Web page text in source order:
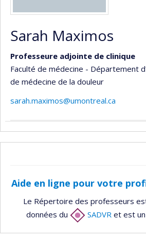
Sarah Maximos
Professeure adjointe de clinique
Faculté de médecine - Département
de médecine de la douleur
sarah.maximos@umontreal.ca
Aide en ligne pour votre
Le Répertoire des professeurs
données du
SADVR et est